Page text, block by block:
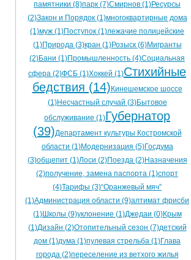
Ограничения движения
Электронные
памятники (8)парк (7)Смирнов (1)Ресурсы
(2)Закон и Порядок (1)многоквартирные дома
(1)муж (1)Поступок (1)лежачие полицейские
(1)Природа (3)кран (1)Розыск (6)Мигранты
(2)Бани (1)Промышленность (4)Социальная
сфера (2)ФСБ (1)Хоккей (1)Стихийные
бедствия (14) Кинешемское шоссе
(1)Несчастный случай (3)Бытовое
обслуживание (1)Губернатор
(39)Департамент культуры Костромской
области (1)Модернизация (5)Госдума
(3)общепит (1)Лоси (2)Поезда (2)Назначения
(2)получение, замена паспорта (1)спорт
(4)Тарифы (3)“Оранжевый мяч”
(1)Администрация области (9)алтимат фрисби
(1)Школы (9)уклонение (1)Джедаи (0)Крым
(1)Дизайн (2)Отопительный сезон (7)детский
дом (1)дума (1)пулевая стрельба (1)Глава
города (2)переселение из ветхого жилья